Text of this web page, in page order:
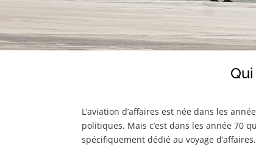
L’aviation d’affaires est née dans les
politiques. Mais c’est dans les année 70
spécifiquement dédié au voyage